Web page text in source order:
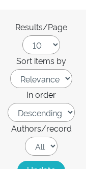
Results/Page
Sort items by
In order
Authors/record